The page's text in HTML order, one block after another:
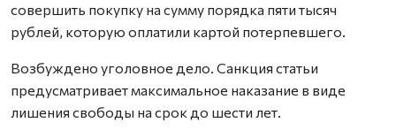
совершить покупку на сумму порядка пяти тысяч
рублей, которую оплатили картой потерпевшего.
Возбуждено уголовное дело. Санкция статьи
предусматривает максимальное наказание в виде
лишения свободы на срок до шести лет.